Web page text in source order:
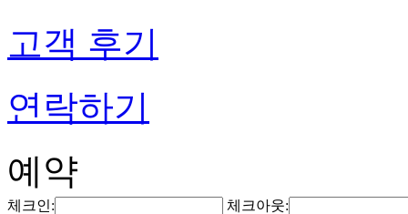
고객 후기
연락하기
예약
체크인: 체크아웃: